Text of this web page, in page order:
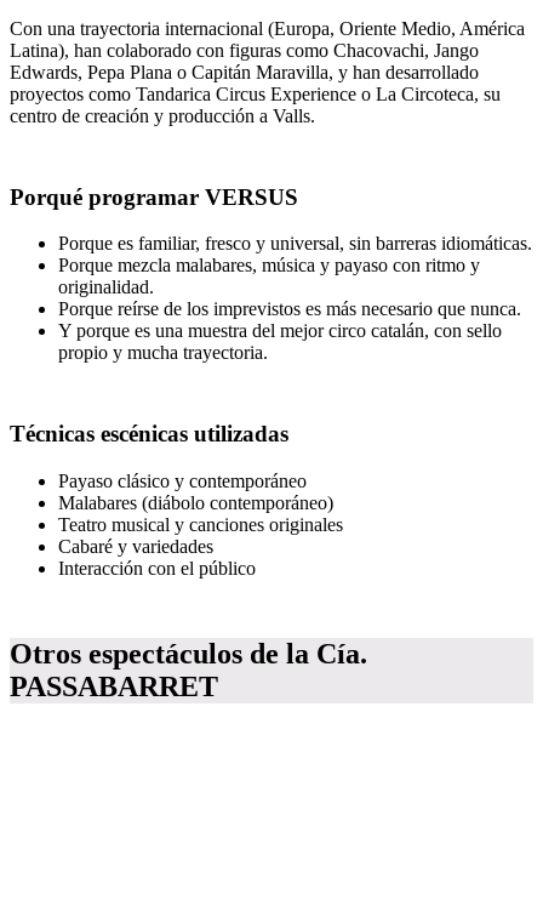
Con una trayectoria internacional (Europa, Oriente Medio, América
Latina), han colaborado con figuras como Chacovachi, Jango
Edwards, Pepa Plana o Capitán Maravilla, y han desarrollado
proyectos como Tandarica Circus Experience o La Circoteca, su
centro de creación y producción a Valls.
Porqué programar VERSUS
Porque es familiar, fresco y universal, sin barreras idiomáticas.
Porque mezcla malabares, música y payaso con ritmo y
originalidad.
Porque reírse de los imprevistos es más necesario que nunca.
Y porque es una muestra del mejor circo catalán, con sello
propio y mucha trayectoria.
Técnicas escénicas utilizadas
Payaso clásico y contemporáneo
Malabares (diábolo contemporáneo)
Teatro musical y canciones originales
Cabaré y variedades
Interacción con el público
Otros espectáculos de la Cía.
PASSABARRET